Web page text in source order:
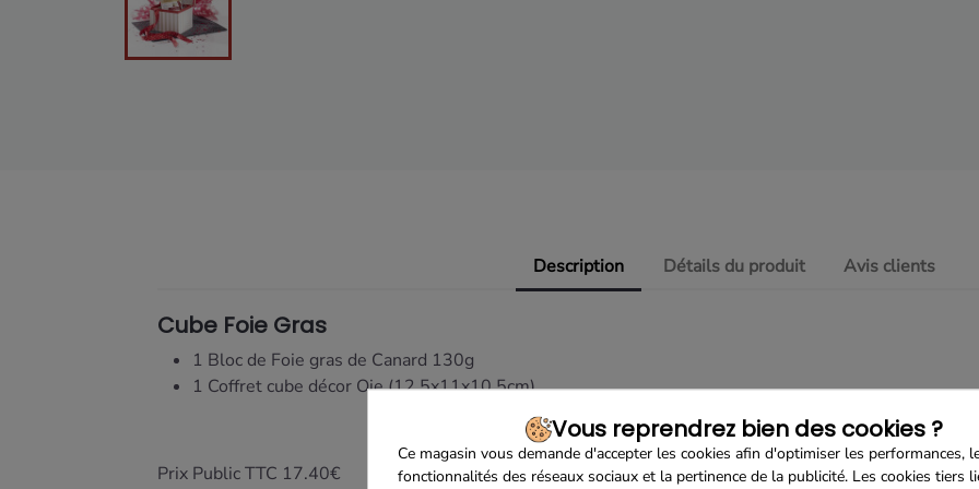
Description Détails du produit Avis clients
Cube Foie Gras
1 Bloc de Foie gras de Canard 130g
1 Coffret cube décor Oie (12.5x11x10.5cm)
Prix Public TTC 17.40€
Vous reprendrez bien des cookies ?
Ce magasin vous demande d'accepter les cookies afin d'optimiser les performances,
fonctionnalités des réseaux sociaux et la pertinence de la publicité. Les cookies tiers